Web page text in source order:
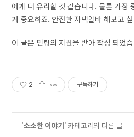
에게 더 유리할 것 같습니다. 물론 가장
게 중요하죠. 안전한 자택알바 해보고
이 글은 민팅의 지원을 받아 작성 되었
2 구독하기
'소소한 이야기' 카테고리의 다른 글